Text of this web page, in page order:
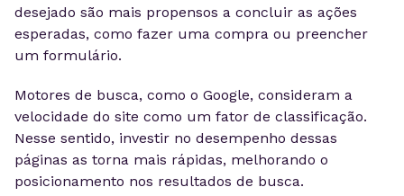
desejado são mais propensos a concluir as ações
esperadas, como fazer uma compra ou preencher
um formulário.
Motores de busca, como o Google, consideram a
velocidade do site como um fator de classificação.
Nesse sentido, investir no desempenho dessas
páginas as torna mais rápidas, melhorando o
posicionamento nos resultados de busca.